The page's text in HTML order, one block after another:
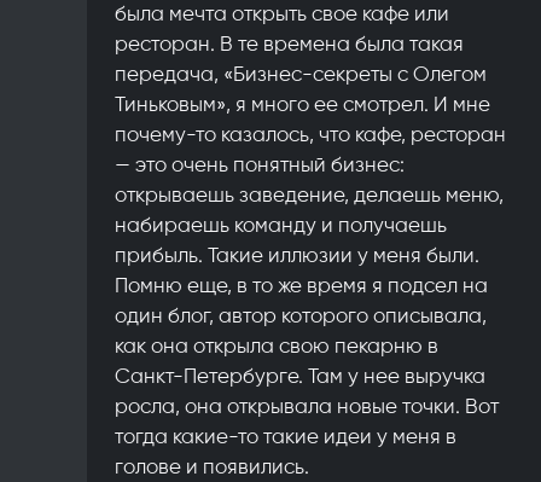
была мечта открыть свое кафе или
ресторан. В те времена была такая
передача, «Бизнес-секреты с Олегом
Тиньковым», я много ее смотрел. И мне
почему-то казалось, что кафе, ресторан
— это очень понятный бизнес:
открываешь заведение, делаешь меню,
набираешь команду и получаешь
прибыль. Такие иллюзии у меня были.
Помню еще, в то же время я подсел на
один блог, автор которого описывала,
как она открыла свою пекарню в
Санкт-Петербурге. Там у нее выручка
росла, она открывала новые точки. Вот
тогда какие-то такие идеи у меня в
голове и появились.